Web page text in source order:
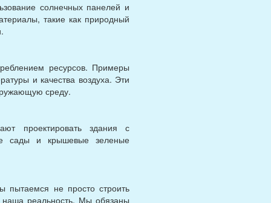
солнечных панелей и
такие как природный
ресурсов. Примеры
и качества воздуха. Эти
среду.
проектировать здания с
сады и крышевые зеленые
пытаемся не просто строить
наша реальность. Мы обязаны